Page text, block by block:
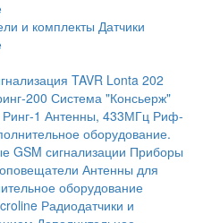
и комплекты Датчики
TAVR Lonta 202
200 Система "Консьерж"
1 Антенны, 433МГц Риф-
оборудование.
GSM сигнализации Приборы
Антенны для
оборудование
Радиодатчики и